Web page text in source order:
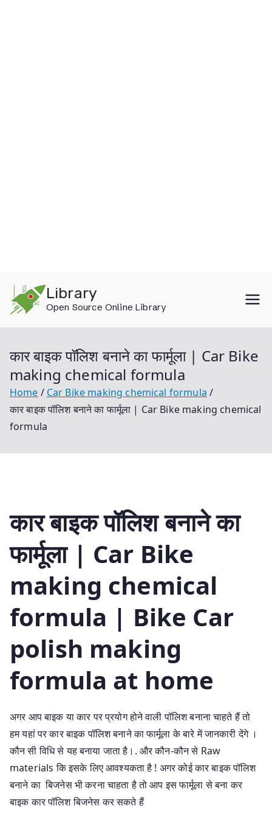
content
Library
Open Source Online Library
कार बाइक पॉलिश बनाने का फार्मूला | Car Bike
making chemical formula
Home
Car Bike making chemical formula
कार बाइक पॉलिश बनाने का फार्मूला | Car Bike making chemical
formula
कार बाइक पॉलिश बनाने का
फार्मूला | Car Bike
making chemical
formula | Bike Car
polish making
formula at home
अगर आप बाइक या कार पर प्रयोग होने वाली पॉलिश बनाना चाहते हैं तो
हम यहां पर कार बाइक पॉलिश बनाने का फार्मूला के बारे में जानकारी देंगे ।
कौन सी विधि से यह बनाया जाता है।. और कौन-कौन से Raw
materials कि इसके लिए आवश्यकता है ! अगर कोई कार बाइक पॉलिश
बनाने का बिजनेस भी करना चाहता है तो आप इस फार्मूला से बना कर
बाइक कार पॉलिश बिजनेस कर सकते हैं